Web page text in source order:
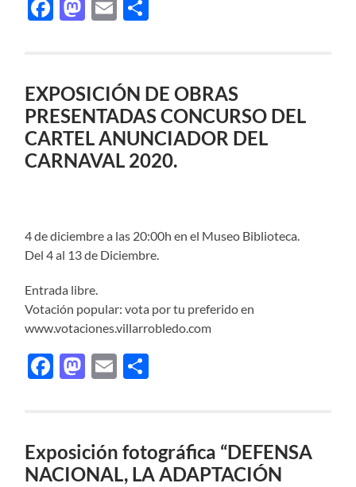
Facebook
Mastodon
Email
EXPOSICIÓN DE OBRAS
PRESENTADAS CONCURSO DEL
CARTEL ANUNCIADOR DEL
CARNAVAL 2020.
4 de diciembre a las 20:00h en el Museo Biblioteca.
Del 4 al 13 de Diciembre.
Entrada libre.
Votación popular: vota por tu preferido en
www.votaciones.villarrobledo.com
Facebook
Mastodon
Email
Exposición fotográfica “DEFENSA
NACIONAL, LA ADAPTACIÓN